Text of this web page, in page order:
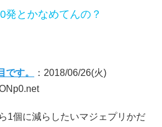
発とかなめてんの？
です。
：2018/06/26(火)
1個に減らしたいマジェプリかだ